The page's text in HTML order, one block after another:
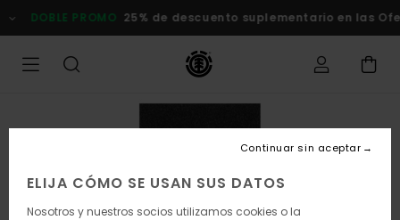
la
DOBLE PROMO 25% de descuento suplementario en las
ELIJA CÓMO SE USAN SUS DATOS
Nosotros y nuestros socios utilizamos cookies o la
Continuar sin aceptar